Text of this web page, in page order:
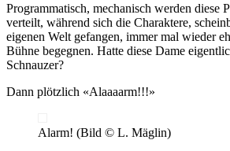
Programmatisch, mechanisch werden diese
verteilt, während sich die Charaktere,
eigenen Welt gefangen, immer mal wieder
Bühne begegnen. Hatte diese Dame
Schnauzer?
Dann plötzlich «Alaaaarm!!!»
Alarm! (Bild © L. Mäglin)